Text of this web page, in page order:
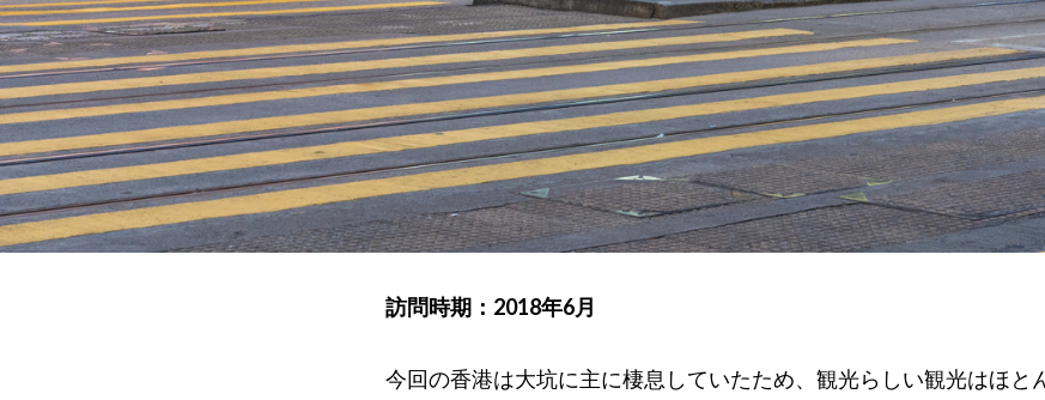
訪問時期：2018年6月
今回の香港は大坑に主に棲息していたため、観光らしい観光はほと